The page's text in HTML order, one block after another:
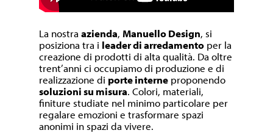
La nostraazienda, Manuello Design, si
posiziona tra i leader di arredamento per la
creazione di prodotti di alta qualità. Da oltre
trent’anni ci occupiamo di produzione e di
realizzazione di porte interne proponendo
soluzioni su misura. Colori, materiali,
finiture studiate nel minimo particolare per
regalare emozioni e trasformare spazi
anonimi in spazi da vivere.